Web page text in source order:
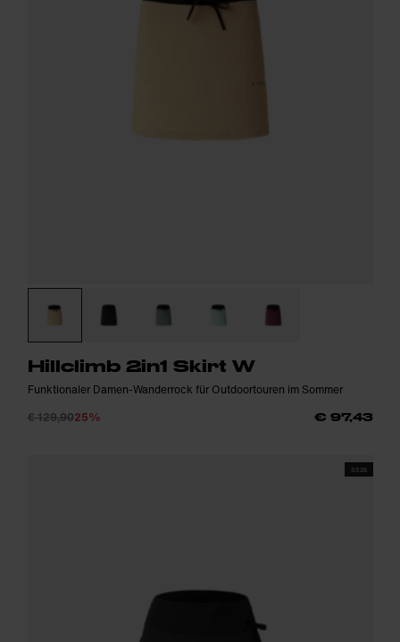
Hillclimb 2in1 Skirt W
Funktionaler Damen-Wanderrock für Outdoortouren im Sommer
€ 129,9025% € 97,43
SS26